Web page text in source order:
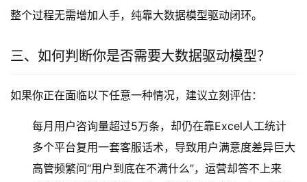
整个过程无需增加人手，纯靠大数据模型驱动闭环。
三、如何判断你是否需要大数据驱动模型？
如果你正在面临以下任意一种情况，建议立刻评估：
每月用户咨询量超过5万条，却仍在靠Excel人工统计
多个平台复用一套客服话术，导致用户满意度差异巨大
高管频繁问“用户到底在不满什么”，运营却答不上来